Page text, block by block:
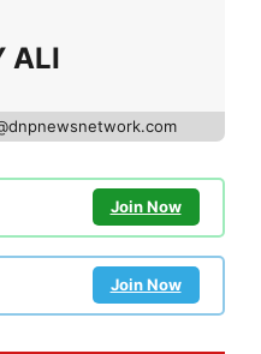
ALI
Join Now
Join Now